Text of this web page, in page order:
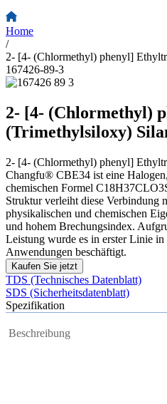
Home
/
2- [4- (Chlormethyl) phenyl]
167426-89-3
2- [4- (Chlormethyl)
(Trimethylsiloxy)
2- [4- (Chlormethyl) phenyl]
Changfu® CBE34 ist eine
chemischen Formel
Struktur verleiht diese Verbindung
physikalischen und chemischen
und hohem Brechungsindex.
Leistung wurde es in erster Linie in
Anwendungen beschäftigt.
Kaufen Sie jetzt
TDS (Technisches Datenblatt)
SDS (Sicherheitsdatenblatt)
Spezifikation
Beschreibung